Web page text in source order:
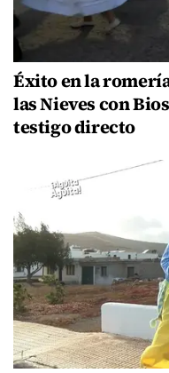
Éxito en la
las Nieves con
testigo directo